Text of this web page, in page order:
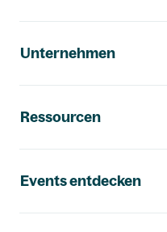
Unternehmen
Ressourcen
Events entdecken